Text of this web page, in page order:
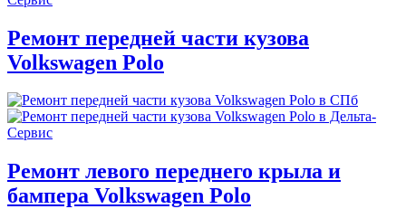
Ремонт передней части кузова
Volkswagen Polo
Ремонт левого переднего крыла и
бампера Volkswagen Polo